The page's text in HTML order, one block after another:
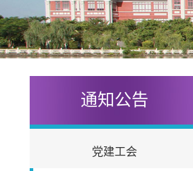
通知公告
党建工会